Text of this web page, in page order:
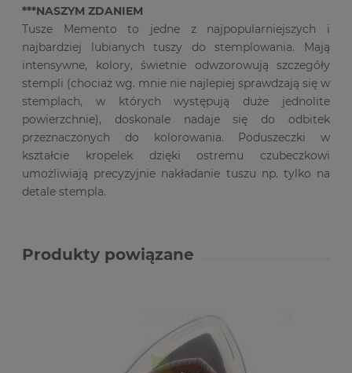
***NASZYM ZDANIEM
Tusze Memento to jedne z najpopularniejszych i
najbardziej lubianych tuszy do stemplowania. Mają
intensywne, kolory, świetnie odwzorowują szczegóły
stempli (chociaż wg. mnie nie najlepiej sprawdzają się w
stemplach, w których występują duże jednolite
powierzchnie), doskonale nadaje się do odbitek
przeznaczonych do kolorowania. Poduszeczki w
kształcie kropelek dzięki ostremu czubeczkowi
umożliwiają precyzyjnie nakładanie tuszu np. tylko na
detale stempla.
Produkty powiązane